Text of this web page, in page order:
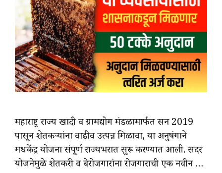
महाराष्ट्र राज्य खादी व ग्रामद्योग मंडळामार्फत सन 2019
पासून शेतकऱ्यांना वाढीव उत्पन्न मिळावा, या अनुषंगाने
मधकेंद्र योजना संपूर्ण राज्यभरात सुरू करण्यात आली. सदर
योजनेमुळे शेतकरी व बेरोजगारांना रोजगाराची एक नवीन …